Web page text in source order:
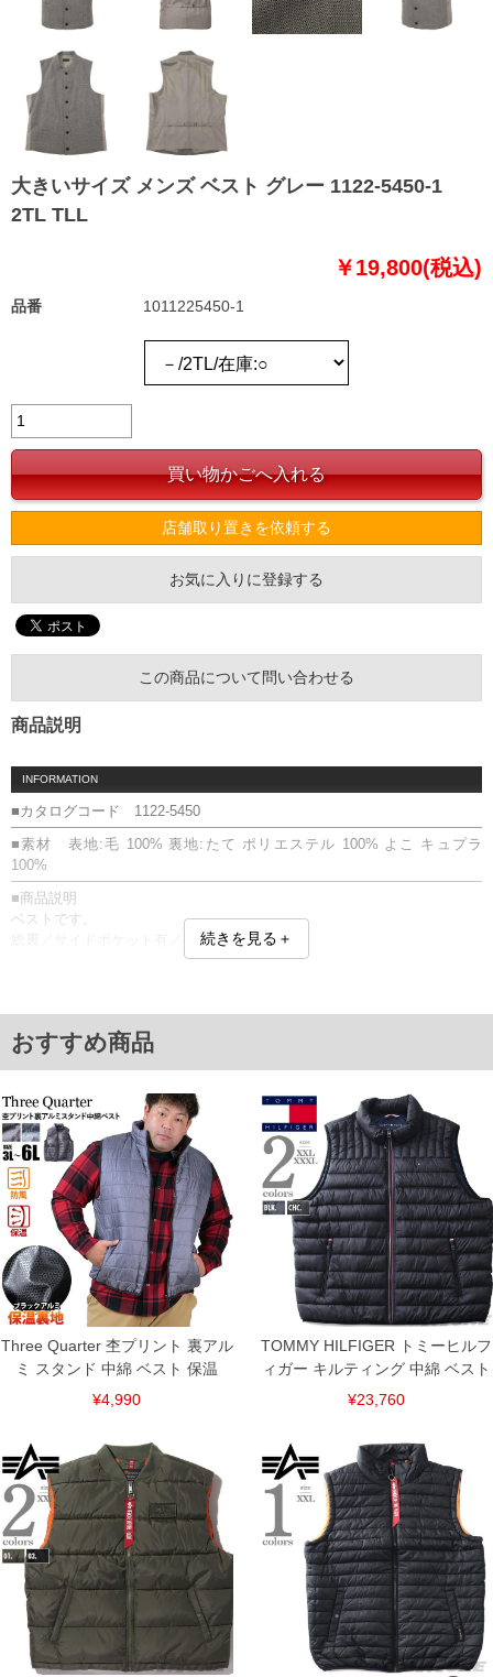
大きいサイズ メンズ ベスト グレー 1122-5450-1
2TL TLL
￥19,800(税込)
品番 1011225450-1
店舗取り置きを依頼する
お気に入りに登録する
この商品について問い合わせる
商品説明
INFORMATION
■カタログコード 1122-5450
■素材 表地:毛 100% 裏地:たて ポリエステル 100% よこ キュプラ
100%
■商品説明
ベストです。
総裏／サイドポケット有／日本製
2TL/121/70.5
TLL/115/70.5
単位はcm
返品交換希望の方は、商品到着後1週間以内にご連絡ください。
下着(肌着)やワイシャツは商品の性質上、返品交換不可とさせて頂いております。予め
ご了承くださいませ。
※【ボトムの裾上げをご希望の場合】
裾上げ料金は500円+税となります。
備考欄に股下●cmとご記入下さい。（裾上げ無料対象商品は1本につき税込6,000円以
上の品が対象。1本5,999円以下の商品は有料（500円+税）となります。）
出荷まで約1週間～20日間程お時間を頂く場合がございます。
尚、裾上げした商品は返品・交換不可となりますので、予めご了承下さい。
一部、お直しに対応出来ない商品がございます。(例：裾にファスナーや調節ひもが付
いている、極端なデザインが施されている等)
※商品によって若干のサイズの誤差がございます。また、お客様がご使用の環境（コ
ンピュータ画面）によって、商品の色味が若干異なる場合がございます。予めご了承
ください。
※当店での掲載商品は、実店鋪と在庫を共用しておりますので店頭での売り違い、店
舗からのお取り寄せ等により、お客様にご迷惑をお掛けしてしまう場合がございま
DETAIL
続きを見る＋
おすすめ商品
Three Quarter 杢プリント 裏アル
ミ スタンド 中綿 ベスト 保温
¥4,990
TOMMY HILFIGER トミーヒルフ
ィガー キルティング 中綿 ベスト
¥23,760